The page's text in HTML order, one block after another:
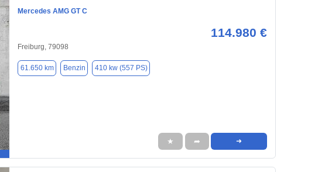
Mercedes AMG GT C
114.980 €
Freiburg, 79098
61.650 km Benzin 410 kw (557 PS)
★ ➦ ➜